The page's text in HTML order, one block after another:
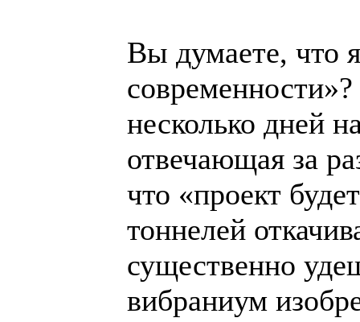
Вы думаете, что
несколько дней
отвечающая за
что «проект
тоннелей
существенно
вибраниум